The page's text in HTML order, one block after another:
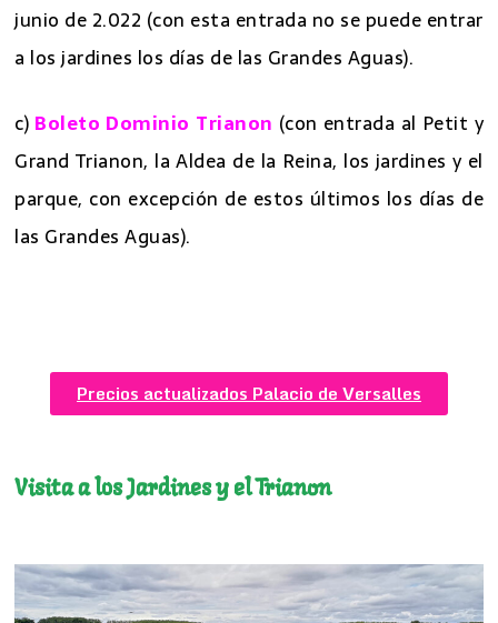
junio de 2.022 (con esta entrada no se puede entrar
a los jardines los días de las Grandes Aguas).
c) Boleto Dominio Trianon (con entrada al Petit y
Grand Trianon, la Aldea de la Reina, los jardines y el
parque, con excepción de estos últimos los días de
las Grandes Aguas).
Precios actualizados Palacio de Versalles
Visita a los Jardines y el Trianon